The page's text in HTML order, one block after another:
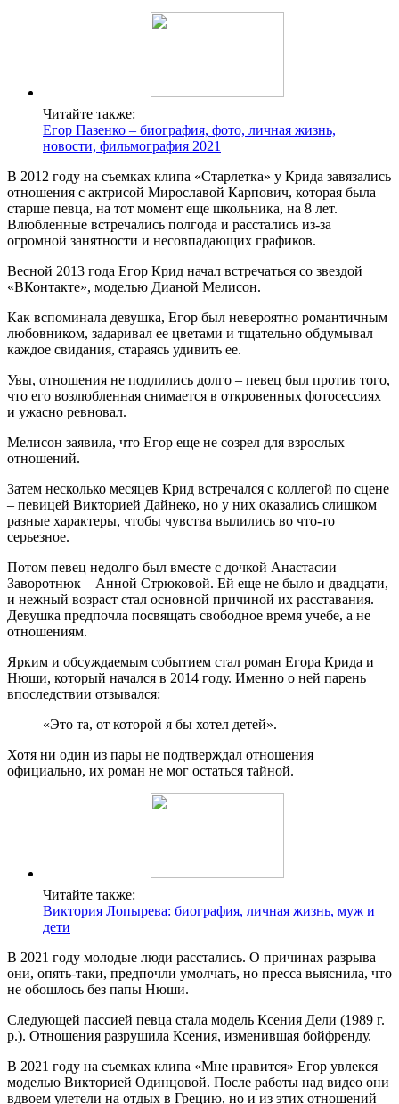
Читайте также:
Егор Пазенко – биография, фото, личная жизнь,
новости, фильмография 2021
В 2012 году на съемках клипа «Старлетка» у Крида завязались
отношения с актрисой Мирославой Карпович, которая была
старше певца, на тот момент еще школьника, на 8 лет.
Влюбленные встречались полгода и расстались из-за
огромной занятности и несовпадающих графиков.
Весной 2013 года Егор Крид начал встречаться со звездой
«ВКонтакте», моделью Дианой Мелисон.
Как вспоминала девушка, Егор был невероятно романтичным
любовником, задаривал ее цветами и тщательно обдумывал
каждое свидания, стараясь удивить ее.
Увы, отношения не подлились долго – певец был против того,
что его возлюбленная снимается в откровенных фотосессиях
и ужасно ревновал.
Мелисон заявила, что Егор еще не созрел для взрослых
отношений.
Затем несколько месяцев Крид встречался с коллегой по сцене
– певицей Викторией Дайнеко, но у них оказались слишком
разные характеры, чтобы чувства вылились во что-то
серьезное.
Потом певец недолго был вместе с дочкой Анастасии
Заворотнюк – Анной Стрюковой. Ей еще не было и двадцати,
и нежный возраст стал основной причиной их расставания.
Девушка предпочла посвящать свободное время учебе, а не
отношениям.
Ярким и обсуждаемым событием стал роман Егора Крида и
Нюши, который начался в 2014 году. Именно о ней парень
впоследствии отзывался:
«Это та, от которой я бы хотел детей».
Хотя ни один из пары не подтверждал отношения
официально, их роман не мог остаться тайной.
Читайте также:
Виктория Лопырева: биография, личная жизнь, муж и
дети
В 2021 году молодые люди расстались. О причинах разрыва
они, опять-таки, предпочли умолчать, но пресса выяснила, что
не обошлось без папы Нюши.
Следующей пассией певца стала модель Ксения Дели (1989 г.
р.). Отношения разрушила Ксения, изменившая бойфренду.
В 2021 году на съемках клипа «Мне нравится» Егор увлекся
моделью Викторией Одинцовой. После работы над видео они
вдвоем улетели на отдых в Грецию, но и из этих отношений